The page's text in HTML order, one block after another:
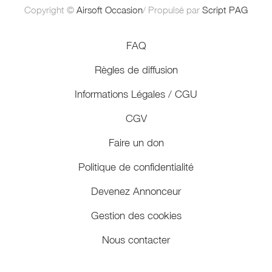
Copyright © Airsoft Occasion/ Propulsé par Script PAG
FAQ
Règles de diffusion
Informations Légales / CGU
CGV
Faire un don
Politique de confidentialité
Devenez Annonceur
Gestion des cookies
Nous contacter